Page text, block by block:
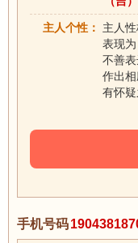
主人个性：
主人
表现
不善
作出
有怀疑
手机号码